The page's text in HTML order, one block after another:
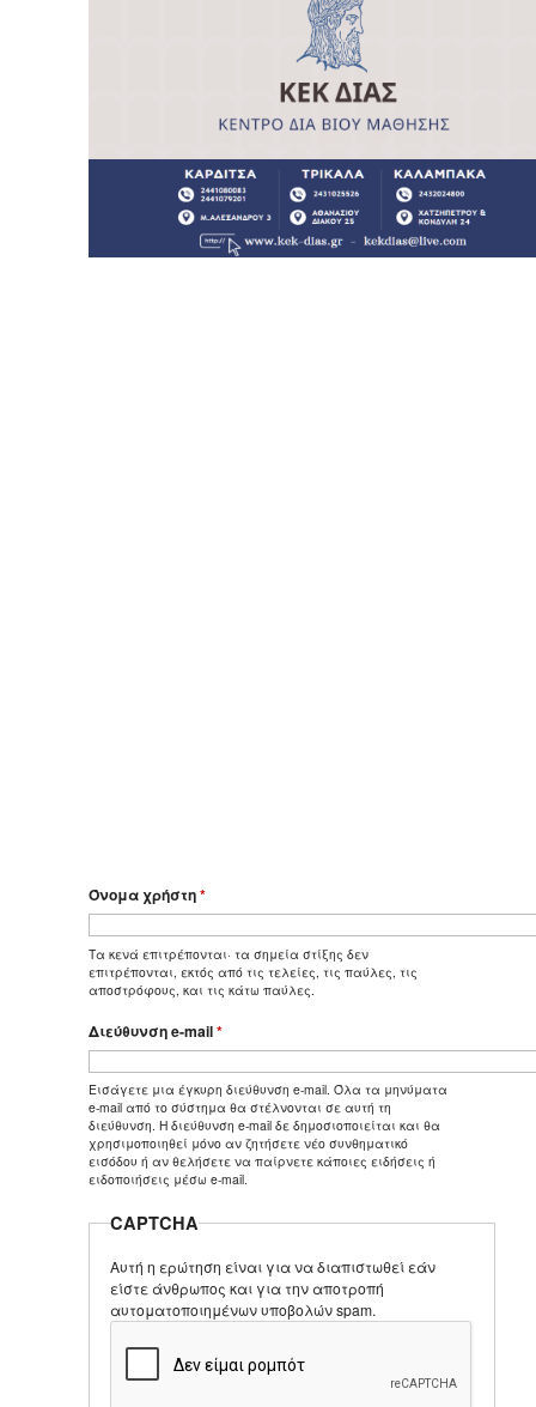
Όνομα χρήστη*
Τα κενά επιτρέπονται· τα σημεία στίξης δεν
επιτρέπονται, εκτός από τις τελείες, τις παύλες, τις
αποστρόφους, και τις κάτω παύλες.
Διεύθυνση e-mail*
Εισάγετε μια έγκυρη διεύθυνση e-mail. Όλα τα μηνύματα
e-mail από το σύστημα θα στέλνονται σε αυτή τη
διεύθυνση. Η διεύθυνση e-mail δε δημοσιοποιείται και θα
χρησιμοποιηθεί μόνο αν ζητήσετε νέο συνθηματικό
εισόδου ή αν θελήσετε να παίρνετε κάποιες ειδήσεις ή
ειδοποιήσεις μέσω e-mail.
CAPTCHA
Αυτή η ερώτηση είναι για να διαπιστωθεί εάν
είστε άνθρωπος και για την αποτροπή
αυτοματοποιημένων υποβολών spam.